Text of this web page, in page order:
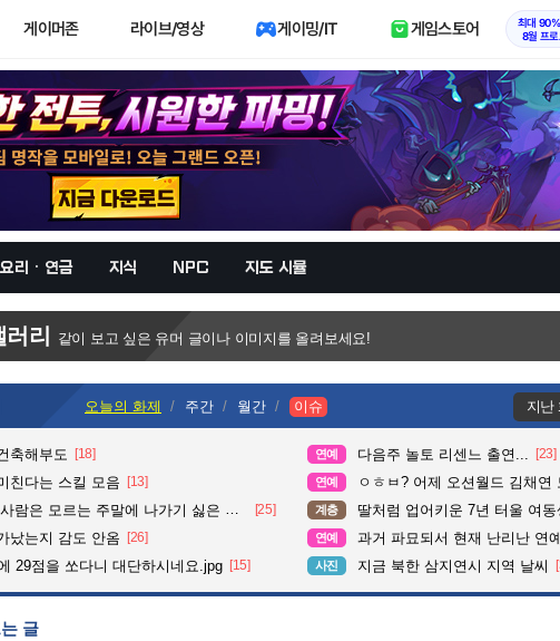
게이머존 라이브/영상 게이밍/IT 게임스토어
최대
8월 프
요리 · 연금 지식 NPC 지도 시뮬
리 같이 보고 싶은 유머 글이나 이미지를 올려보세요!
오늘의 화제 주간 월간 이슈 지난
축해부도 [18] 연예 다음주 놀토 리센느 출연... [23]
친다는 스킬 모음 [13] 연예 ㅇㅎㅂ? 어제 오션월드 김채연
람은 모르는 주말에 나가기 싫은 이유 [25] 계층 딸처럼 업어키운 7년 터울 여동
났는지 감도 안옴 [26] 연예 과거 파묘되서 현재 난리난 연
29점을 쏘다니 대단하시네요.jpg [15] 사진 지금 북한 삼지연시 지역 날씨
글